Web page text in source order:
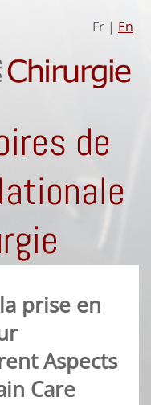
Fr | En
de
prise en
Aspects
Care